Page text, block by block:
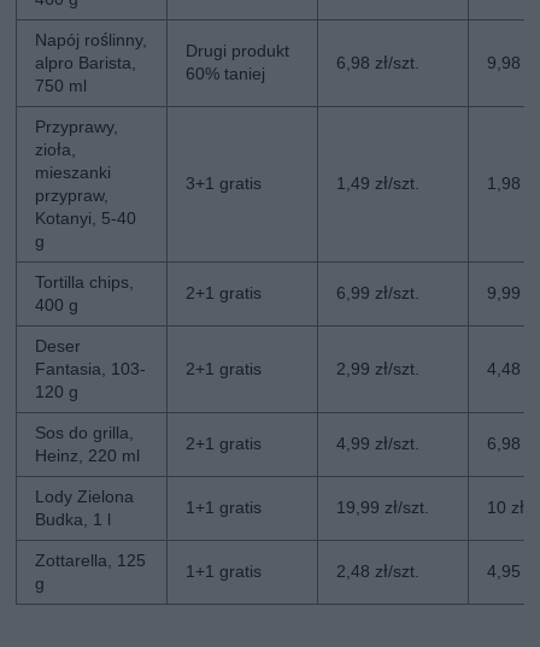
Napój roślinny,
alpro Barista,
750 ml
Drugi produkt
60% taniej
6,98 zł/szt. 9,98
Przyprawy,
zioła,
mieszanki
przypraw,
Kotanyi, 5-40
g
3+1 gratis 1,49 zł/szt. 1,98
Tortilla chips,
400 g
2+1 gratis 6,99 zł/szt. 9,99
Deser
Fantasia, 103-
120 g
2+1 gratis 2,99 zł/szt. 4,48
Sos do grilla,
Heinz, 220 ml
2+1 gratis 4,99 zł/szt. 6,98
Lody Zielona
Budka, 1 l
1+1 gratis 19,99 zł/szt. 10 zł/
Zottarella, 125
g
1+1 gratis 2,48 zł/szt. 4,95